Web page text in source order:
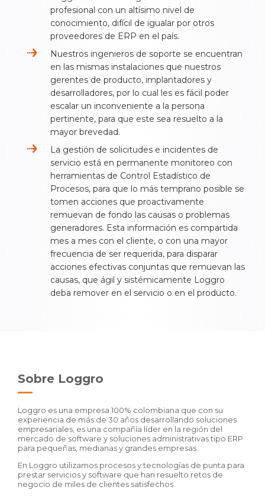
profesional con un altísimo nivel de
conocimiento, difícil de igualar por otros
proveedores de ERP en el país.
Nuestros ingenieros de soporte se encuentran
en las mismas instalaciones que nuestros
gerentes de producto, implantadores y
desarrolladores, por lo cual les es fácil poder
escalar un inconveniente a la persona
pertinente, para que este sea resuelto a la
mayor brevedad.
La gestión de solicitudes e incidentes de
servicio está en permanente monitoreo con
herramientas de Control Estadístico de
Procesos, para que lo más temprano posible se
tomen acciones que proactivamente
remuevan de fondo las causas o problemas
generadores. Esta información es compartida
mes a mes con el cliente, o con una mayor
frecuencia de ser requerida, para disparar
acciones efectivas conjuntas que remuevan las
causas, que ágil y sistémicamente Loggro
deba remover en el servicio o en el producto.
Sobre Loggro
Loggro es una empresa 100% colombiana que con su
experiencia de más de 30 años desarrollando soluciones
empresariales, es una compañía líder en la región del
mercado de software y soluciones administrativas tipo ERP
para pequeñas, medianas y grandes empresas.
En Loggro utilizamos procesos y tecnologías de punta para
prestar servicios y software que han resuelto retos de
negocio de miles de clientes satisfechos.